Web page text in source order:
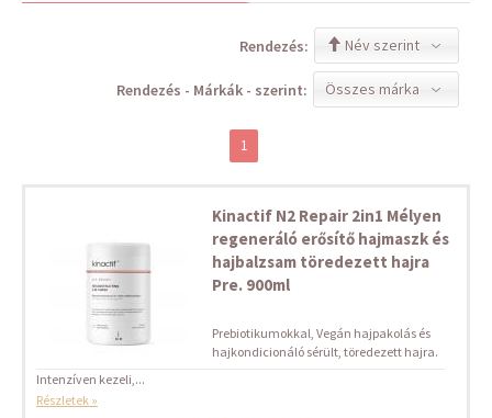
Név szerint
Rendezés:
Összes márka
Rendezés - Márkák - szerint:
1
Kinactif N2 Repair 2in1 Mélyen
regeneráló erősítő hajmaszk és
hajbalzsam töredezett hajra
Pre. 900ml
Prebiotikumokkal, Vegán hajpakolás és
hajkondicionáló sérült, töredezett hajra.
Intenzíven kezeli,...
Részletek »